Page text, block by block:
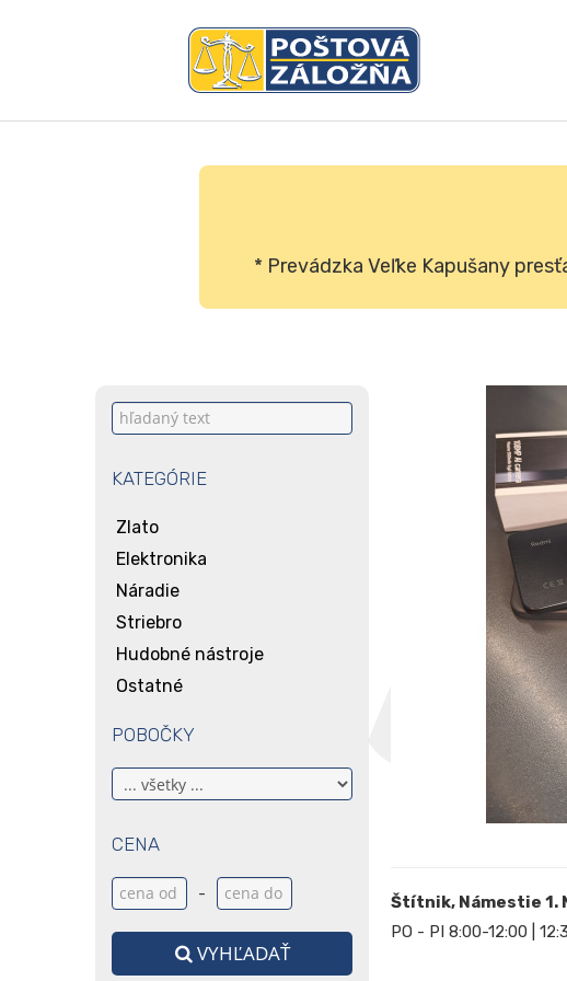
* Prevádzka Veľke Kapušany
KATEGÓRIE
Zlato
Elektronika
Náradie
Striebro
Hudobné nástroje
Ostatné
POBOČKY
CENA
-
VYHĽADAŤ
Štítnik, Námestie 1.
PO - PI 8:00-12:00 |